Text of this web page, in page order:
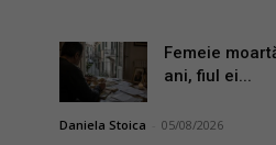
Femeie
ani, fiul ei...
Daniela Stoica 05/08/2026